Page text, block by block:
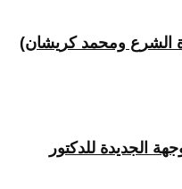
الشرع ومحمد كريشان)
الجديدة للدكتور